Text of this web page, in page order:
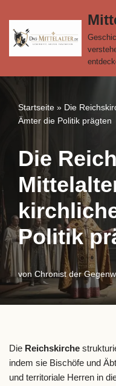
Zum
Inhalt
Startseite » Die
Ämter die Politik prägten
Die
Politik
von Chronist der
Die Reichskirche
indem sie Bischöfe und
und territoriale Herren in